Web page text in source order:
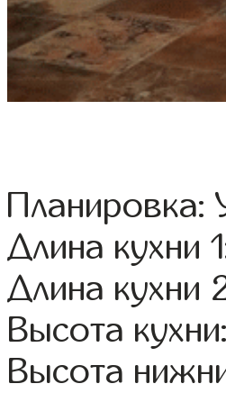
Планировка:
Длина кухни
Длина кухни
Высота
Высота